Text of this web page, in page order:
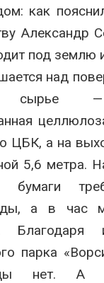
как
Александр
под землю
над
сырье
ЦБК, а на
5,6 метра.
бумаги
а в час
парка
нет. А